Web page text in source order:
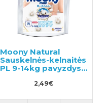
Moony Natural
Sauskelnės-kelnaitės
PL 9-14kg pavyzdys
2,49€